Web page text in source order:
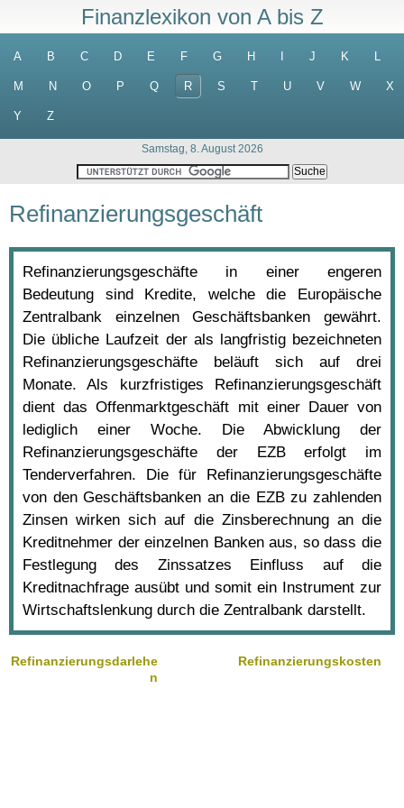
Finanzlexikon von A bis Z
A B C D E F G H J K L
M N O P Q R S T U V W X
Y Z
Samstag, 8. August 2026
Refinanzierungsgeschäft
Refinanzierungsgeschäfte in einer engeren
Bedeutung sind Kredite, welche die Europäische
Zentralbank einzelnen Geschäftsbanken gewährt.
Die übliche Laufzeit der als langfristig bezeichneten
Refinanzierungsgeschäfte beläuft sich auf drei
Monate. Als kurzfristiges Refinanzierungsgeschäft
dient das Offenmarktgeschäft mit einer Dauer von
lediglich einer Woche. Die Abwicklung der
Refinanzierungsgeschäfte der EZB erfolgt im
Tenderverfahren. Die für Refinanzierungsgeschäfte
von den Geschäftsbanken an die EZB zu zahlenden
Zinsen wirken sich auf die Zinsberechnung an die
Kreditnehmer der einzelnen Banken aus, so dass die
Festlegung des Zinssatzes Einfluss auf die
Kreditnachfrage ausübt und somit ein Instrument zur
Wirtschaftslenkung durch die Zentralbank darstellt.
Refinanzierungsdarlehe
n
Refinanzierungskosten